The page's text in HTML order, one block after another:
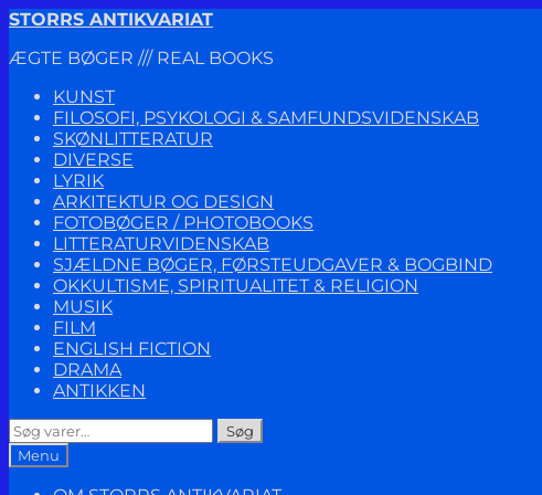
Spring
navigation
Spring
indhold
STORRS ANTIKVARIAT
ÆGTE BØGER /// REAL BOOKS
KUNST
FILOSOFI, PSYKOLOGI & SAMFUNDSVIDENSKAB
SKØNLITTERATUR
DIVERSE
LYRIK
ARKITEKTUR OG DESIGN
FOTOBØGER / PHOTOBOOKS
LITTERATURVIDENSKAB
SJÆLDNE BØGER, FØRSTEUDGAVER & BOGBIND
OKKULTISME, SPIRITUALITET & RELIGION
MUSIK
FILM
ENGLISH FICTION
DRAMA
ANTIKKEN
Søg
efter:
Søg
Menu